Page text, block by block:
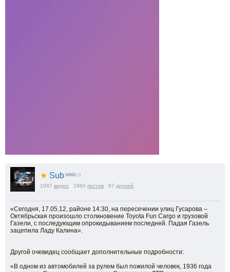
★ Sub 54593 | 0
1087 видео 1860 постов 67 друзей
«Сегодня, 17.05.12, районе 14:30, на пересечении улиц Гусарова –
Октябрьская произошло столкновение Toyota Fun Cargo и грузовой
Газели, с последующим опрокидыванием последней. Падая Газель
зацепила Ладу Калина».
Другой очевидец сообщает дополнительные подробности:
«В одном из автомобилей за рулем был пожилой человек, 1936 года